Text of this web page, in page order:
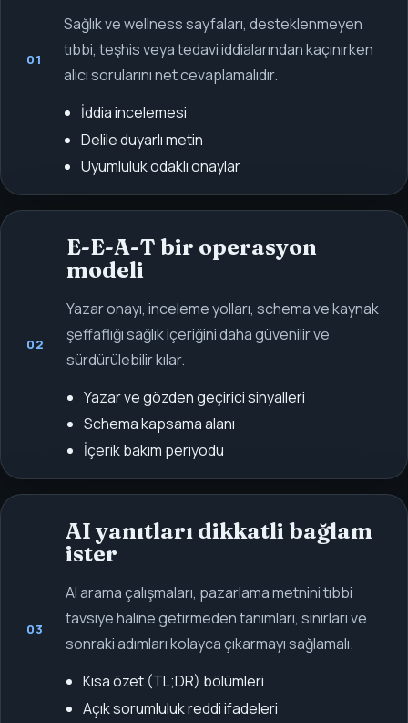
01
Sağlık ve wellness sayfaları, desteklenmeyen
tıbbi, teşhis veya tedavi iddialarından kaçınırken
alıcı sorularını net cevaplamalıdır.
İddia incelemesi
Delile duyarlı metin
Uyumluluk odaklı onaylar
02
E-E-A-T bir operasyon
modeli
Yazar onayı, inceleme yolları, schema ve kaynak
şeffaflığı sağlık içeriğini daha güvenilir ve
sürdürülebilir kılar.
Yazar ve gözden geçirici sinyalleri
Schema kapsama alanı
İçerik bakım periyodu
03
AI yanıtları dikkatli bağlam
ister
AI arama çalışmaları, pazarlama metnini tıbbi
tavsiye haline getirmeden tanımları, sınırları ve
sonraki adımları kolayca çıkarmayı sağlamalı.
Kısa özet (TL;DR) bölümleri
Açık sorumluluk reddi ifadeleri